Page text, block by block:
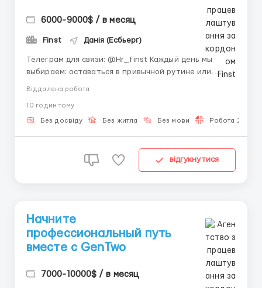
6000-9000$ / в месяц
Finst Данія (Есбьерг)
Телеграм для связи: @Hr_finst Каждый день мы
выбираем: оставаться в привычной рутине или
развиваться. 🚀 Удобство дистанционного формата
позволяет работать из любой точки мира,
Віддалена робота
10 годин тому
Без досвіду Без житла Без мови Робота 2-3
відгукнутися
Начните
профессиональный путь
вместе с GenTwo
7000-10000$ / в месяц